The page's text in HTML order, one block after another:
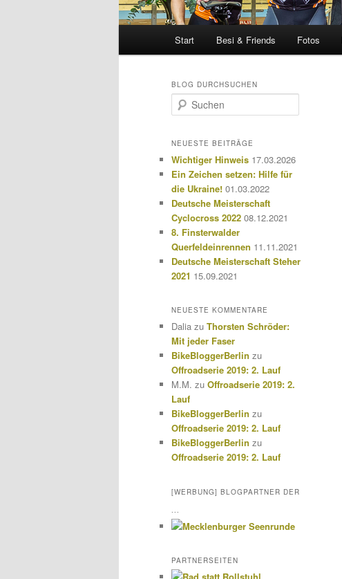
Start Besi & Friends Fotos
BLOG DURCHSUCHEN
u
h
n
NEUESTE BEITRÄGE
Wichtiger Hinweis 17.03.2026
Ein Zeichen setzen: Hilfe für
die Ukraine! 01.03.2022
Deutsche Meisterschaft
Cyclocross 2022 08.12.2021
8. Finsterwalder
Querfeldeinrennen 11.11.2021
Deutsche Meisterschaft Steher
2021 15.09.2021
NEUESTE KOMMENTARE
Dalia zu Thorsten Schröder:
Mit jeder Faser
BikeBloggerBerlin zu
Offroadserie 2019: 2. Lauf
M.M. zu Offroadserie 2019: 2.
Lauf
BikeBloggerBerlin zu
Offroadserie 2019: 2. Lauf
BikeBloggerBerlin zu
Offroadserie 2019: 2. Lauf
[WERBUNG] BLOGPARTNER DER
PARTNERSEITEN